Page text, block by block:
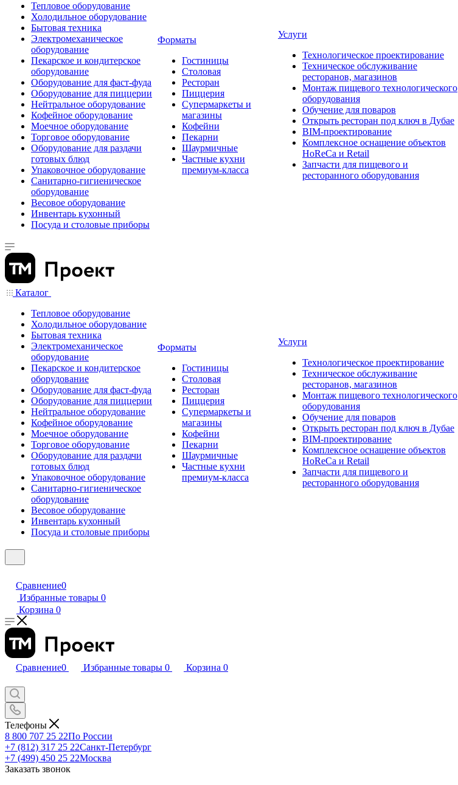
Тепловое оборудование
Холодильное оборудование
Бытовая техника
Электромеханическое
оборудование
Пекарское и кондитерское
оборудование
Оборудование для фаст-фуда
Оборудование для пиццерии
Нейтральное оборудование
Кофейное оборудование
Моечное оборудование
Торговое оборудование
Оборудование для раздачи
готовых блюд
Упаковочное оборудование
Санитарно-гигиеническое
оборудование
Весовое оборудование
Инвентарь кухонный
Посуда и столовые приборы
Форматы
Гостиницы
Столовая
Ресторан
Пиццерия
Супермаркеты и
магазины
Кофейни
Пекарни
Шаурмичные
Частные кухни
премиум-класса
Услуги
Технологическое проектирование
Техническое обслуживание
ресторанов, магазинов
Монтаж пищевого технологического
оборудования
Обучение для поваров
Открыть ресторан под ключ в Дубае
BIM-проектирование
Комплексное оснащение объектов
HoReCa и Retail
Запчасти для пищевого и
ресторанного оборудования
Каталог
Тепловое оборудование
Холодильное оборудование
Бытовая техника
Электромеханическое
оборудование
Пекарское и кондитерское
оборудование
Оборудование для фаст-фуда
Оборудование для пиццерии
Нейтральное оборудование
Кофейное оборудование
Моечное оборудование
Торговое оборудование
Оборудование для раздачи
готовых блюд
Упаковочное оборудование
Санитарно-гигиеническое
оборудование
Весовое оборудование
Инвентарь кухонный
Посуда и столовые приборы
Форматы
Гостиницы
Столовая
Ресторан
Пиццерия
Супермаркеты и
магазины
Кофейни
Пекарни
Шаурмичные
Частные кухни
премиум-класса
Услуги
Технологическое проектирование
Техническое обслуживание
ресторанов, магазинов
Монтаж пищевого технологического
оборудования
Обучение для поваров
Открыть ресторан под ключ в Дубае
BIM-проектирование
Комплексное оснащение объектов
HoReCa и Retail
Запчасти для пищевого и
ресторанного оборудования
Сравнение0
Избранные товары 0
Корзина 0
Сравнение0 Избранные товары 0 Корзина 0
Телефоны
8 800 707 25 22По России
+7 (812) 317 25 22Санкт-Петербург
+7 (499) 450 25 22Москва
Заказать звонок